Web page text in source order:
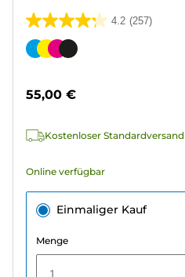
4.2 (257)
4.2
von
257
Farbpatrone
55,00 €
Kostenloser Standardversand
Online verfügbar
Einmaliger Kauf
Menge
1